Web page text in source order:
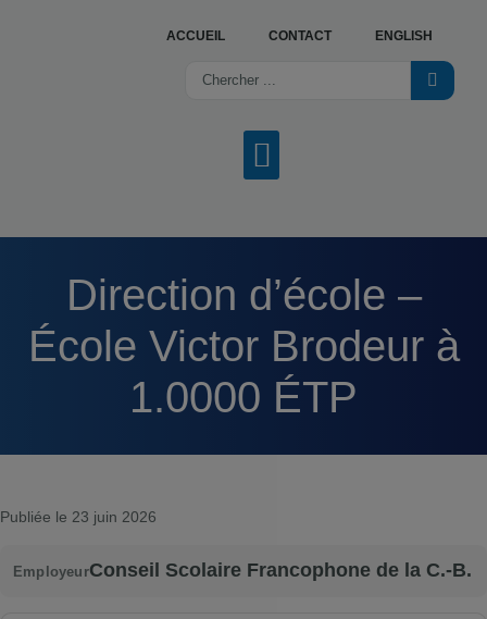
ACCUEIL CONTACT ENGLISH
Direction d’école –
École Victor Brodeur à
1.0000 ÉTP
Publiée le 23 juin 2026
EmployeurConseil Scolaire Francophone de la C.-B.